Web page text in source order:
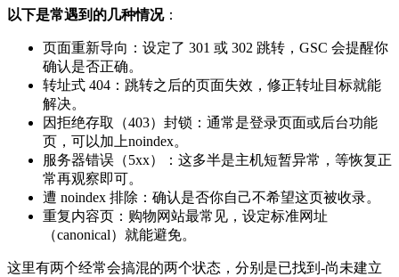
以下是常遇到的几种情况：
页面重新导向：设定了 301 或 302 跳转，GSC 会提醒你
确认是否正确。
转址式 404：跳转之后的页面失效，修正转址目标就能
解决。
因拒绝存取（403）封锁：通常是登录页面或后台功能
页，可以加上noindex。
服务器错误（5xx）：这多半是主机短暂异常，等恢复正
常再观察即可。
遭 noindex 排除：确认是否你自己不希望这页被收录。
重复内容页：购物网站最常见，设定标准网址
（canonical）就能避免。
这里有两个经常会搞混的两个状态，分别是已找到-尚未建立